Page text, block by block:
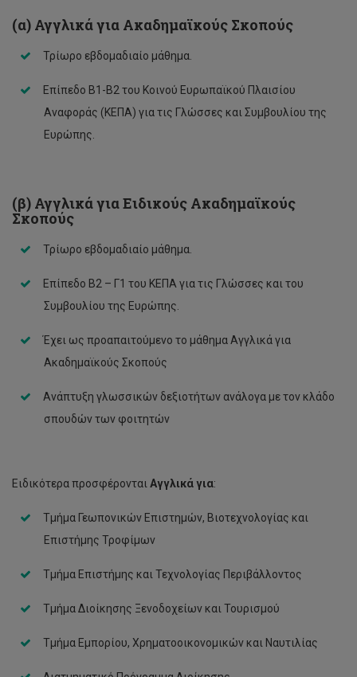
Κώστας Στυλιανού
Μαρία Γεωργίου
Μαρία Κούσιουνου
Σκεύη Βασιλείου
Σωτηρούλα Στυλιανού
Χριστίνα Γέρου
Χριστίνα Νικόλ Γιαννίκα
Χριστίνα Στυλιανίδου
Χρύσω Χριστοδουλίδου Μιχαήλ
Σεμέλη Τηλεμάχου
(α) Αγγλικά για Ακαδημαϊκούς Σκοπούς
Τρίωρο εβδομαδιαίο μάθημα.
Επίπεδο Β1-Β2 του Κοινού Ευρωπαϊκού Πλαισίου
Αναφοράς (ΚΕΠΑ) για τις Γλώσσες και Συμβουλίου της
Ευρώπης.
(β) Αγγλικά για Ειδικούς Ακαδημαϊκούς
Σκοπούς
Τρίωρο εβδομαδιαίο μάθημα.
Επίπεδο Β2 – Γ1 του ΚΕΠΑ για τις Γλώσσες και του
Συμβουλίου της Ευρώπης.
Έχει ως προαπαιτούμενο το μάθημα Αγγλικά για
Ακαδημαϊκούς Σκοπούς
Ανάπτυξη γλωσσικών δεξιοτήτων ανάλογα με τον κλάδο
σπουδών των φοιτητών
Ειδικότερα προσφέρονται Αγγλικά για:
Τμήμα Γεωπονικών Επιστημών, Βιοτεχνολογίας και
Επιστήμης Τροφίμων
Τμήμα Επιστήμης και Τεχνολογίας Περιβάλλοντος
Τμήμα Διοίκησης Ξενοδοχείων και Τουρισμού
Τμήμα Εμπορίου, Χρηματοοικονομικών και Ναυτιλίας